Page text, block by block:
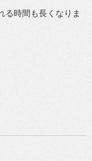
る時間も長くなりま